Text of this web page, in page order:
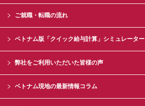
ご就職・転職の流れ
ベトナム版「クイック給与計算」シミュレーター
弊社をご利用いただいた皆様の声
ベトナム現地の最新情報コラム